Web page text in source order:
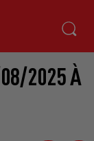
2025 À